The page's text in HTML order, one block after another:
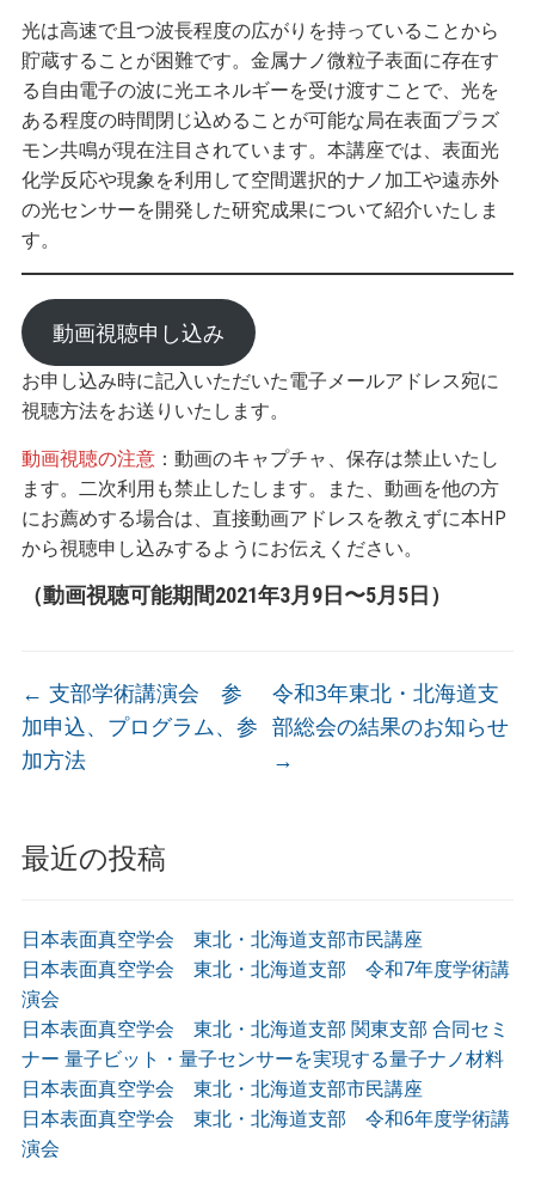
最近の投稿
日本表面真空学会 東北・北海道支部市民講座
日本表面真空学会 東北・北海道支部 令和7年度学術講
演会
日本表面真空学会 東北・北海道支部 関東支部 合同セミ
ナー 量子ビット・量子センサーを実現する量子ナノ材料
日本表面真空学会 東北・北海道支部市民講座
日本表面真空学会 東北・北海道支部 令和6年度学術講
演会
光は高速で且つ波長程度の広がりを持っていることから
貯蔵することが困難です。金属ナノ微粒子表面に存在す
る自由電子の波に光エネルギーを受け渡すことで、光を
ある程度の時間閉じ込めることが可能な局在表面プラズ
モン共鳴が現在注目されています。本講座では、表面光
化学反応や現象を利用して空間選択的ナノ加工や遠赤外
の光センサーを開発した研究成果について紹介いたしま
す。
動画視聴申し込み
お申し込み時に記入いただいた電子メールアドレス宛に
視聴方法をお送りいたします。
動画視聴の注意：動画のキャプチャ、保存は禁止いたし
ます。二次利用も禁止したします。また、動画を他の方
にお薦めする場合は、直接動画アドレスを教えずに本HP
から視聴申し込みするようにお伝えください。
（動画視聴可能期間2021年3月9日〜5月5日）
← 支部学術講演会 参
加申込、プログラム、参
加方法
令和3年東北・北海道支
部総会の結果のお知らせ
→